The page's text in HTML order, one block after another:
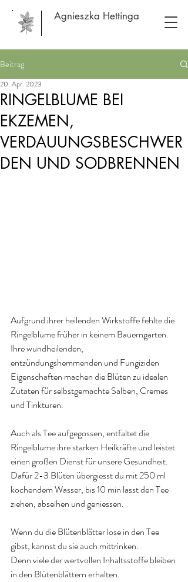
Agnieszka Hettinga
Beitrag
RINGELBLUME BEI
EKZEMEN,
VERDAUUNGSBESCHWER
DEN UND SODBRENNEN
20. Apr. 2023
Aufgrund ihrer heilenden Wirkstoffe fehlte die
Ringelblume früher in keinem Bauerngarten.
Ihre wundheilenden,
entzündungshemmenden und Fungiziden
Eigenschaften machen die Blüten zu idealen
Zutaten für selbstgemachte Salben, Cremes
und Tinkturen.
Auch als Tee aufgegossen, entfaltet die
Ringelblume ihre starken Heilkräfte und leistet
einen großen Dienst für unsere Gesundheit.
Dafür 2-3 Blüten übergiesst du mit 250 ml
kochendem Wasser, bis 10 min lasst den Tee
ziehen, abseihen und geniessen.
Wenn du die Blütenblätter lose in den Tee
gibst, kannst du sie auch mittrinken.
Denn viele der wertvollen Inhaltsstoffe bleiben
in den Blütenblättern erhalten.